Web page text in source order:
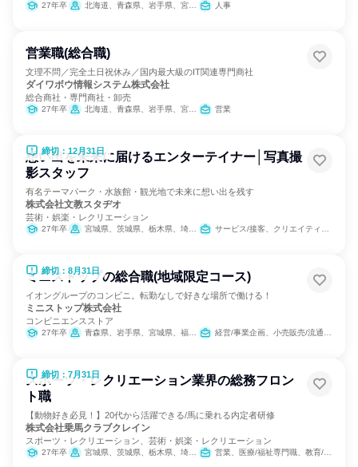
27年卒 北海道、青森県、岩手県、宮城県、秋田県、山形県、福島県、茨城県、栃木県、群馬県、埼玉県、千葉県、東京都、神奈川県、新潟県、富山県、石川県、福井県、山梨県、長野県、岐阜県、静岡県、愛知県、三重県、滋賀県、京都府、大阪府、兵庫県、奈良県、和歌山県、鳥取県、島根県、岡山県、広島県、山口県、徳島県、香川県、愛媛県、高知県、福岡県、佐賀県、長崎県、熊本県、大分県、宮崎県、鹿児島県、沖縄県 人事
営業職(総合職)
文理不問／完全土日祝休み／国内最大級のIT関連専門商社
ダイワボウ情報システム株式会社
総合商社・専門商社・卸売
27年卒 北海道、青森県、岩手県、宮城県、秋田県、山形県、福島県、茨城県、栃木県、群馬県、埼玉県、千葉県、東京都、神奈川県、新潟県、富山県、石川県、福井県、山梨県、長野県、岐阜県、静岡県、愛知県、三重県、滋賀県、京都府、大阪府、兵庫県、奈良県、和歌山県、鳥取県、島根県、岡山県、広島県、山口県、徳島県、香川県、愛媛県、高知県、福岡県、佐賀県、長崎県、熊本県、大分県、宮崎県、鹿児島県、沖縄県 営業
締切：12月31日
想い出を未来に届けるエンターテイナー│写真撮
影スタッフ
有名テーマパーク・水族館・観光地で未来に想い出を残す
株式会社文教スタヂオ
芸術・娯楽・レクリエーション
27年卒 宮城県、茨城県、栃木県、埼玉県、東京都、神奈川県、富山県、長野県、岐阜県、静岡県、愛知県、三重県、滋賀県、京都府、大阪府、兵庫県、和歌山県、福岡県、長崎県、大分県、沖縄県 サービス/接客、クリエイティブ/デザイン職
締切：8月31日
ミニストップの総合職(地域限定コース)
イオングループのコンビニ。転勤なしで好きな場所で働ける！
ミニストップ株式会社
コンビニエンスストア
27年卒 青森県、岩手県、宮城県、福島県、茨城県、栃木県、群馬県、埼玉県、千葉県、東京都、神奈川県、福井県、岐阜県、静岡県、愛知県、三重県、滋賀県、京都府、大阪府、兵庫県、奈良県、徳島県、香川県、愛媛県、福岡県、佐賀県、大分県 経営/事業企画、小売販売/流通、人事、営業、商品企画、マーケティング・広告・宣伝
締切：7月31日
スポーツ・レクリエーション業界の総務フロン
ト職
【動物好き必見！】20代から活躍できる/馬に乗れる内定者研修
株式会社乗馬クラブクレイン
スポーツ・レクリエーション、芸術・娯楽・レクリエーション
27年卒 宮城県、茨城県、栃木県、埼玉県、千葉県、東京都、神奈川県、石川県、岐阜県、三重県、大阪府、兵庫県、奈良県、岡山県、広島県、山口県、福岡県、大分県 営業、医療/福祉専門職、教育/保育専門職、小売販売/流通、バックオフィス・事務・受付、総務